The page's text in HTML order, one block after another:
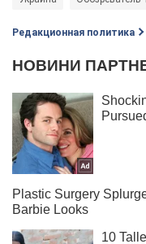
Редакционная политика